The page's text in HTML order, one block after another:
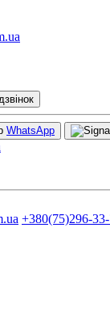
WhatsApp
+380(75)296-